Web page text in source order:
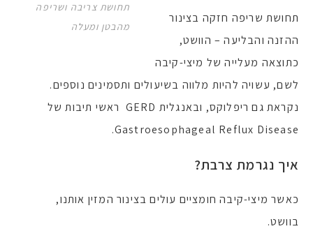
תחושת צריבה ושריפה
מהבטן ומעלה
תחושת שריפה חזקה בצינור
ההזנה והבליעה – הוושט,
כתוצאה מעלייה של מיצי-קיבה
לשם, עשויה להיות מלווה בשיעולים ותסמינים נוספים.
נקראת גם ריפלוקס, ובאנגלית GERD ראשי תיבות של
Gastroesophageal Reflux Disease.
איך נגרמת צרבת?
כאשר מיצי-קיבה חומציים עולים בצינור המזין אותנו,
בוושט.